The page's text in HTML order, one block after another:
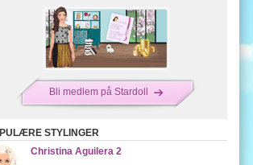
Bli medlem på Stardoll
STYLINGER
Christina Aguilera 2